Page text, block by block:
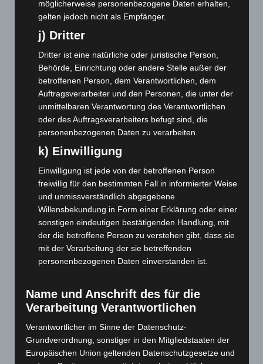
Juli 2024(89)
Juni 2024(107)
Mai 2024(149)
April 2024(102)
März 2024(103)
Februar 2024(103)
Januar 2024(111)
Dezember 2023(130)
November 2023(130)
September 2023(133)
August 2023(134)
(118)
Juni 2023(142)
Mai 2023(139)
April 2023
März 2023
(174)
Februar 2023(154)
Januar 2023(140)
Dezember 2022(130)
November 2022(167)
möglicherweise personenbezogene Daten erhalten,
gelten jedoch nicht als Empfänger.
j) Dritter
Dritter ist eine natürliche oder juristische Person,
Behörde, Einrichtung oder andere Stelle außer der
betroffenen Person, dem Verantwortlichen, dem
Auftragsverarbeiter und den Personen, die unter der
unmittelbaren Verantwortung des Verantwortlichen
oder des Auftragsverarbeiters befugt sind, die
personenbezogenen Daten zu verarbeiten.
k) Einwilligung
Einwilligung ist jede von der betroffenen Person
freiwillig für den bestimmten Fall in informierter Weise
und unmissverständlich abgegebene
Willensbekundung in Form einer Erklärung oder einer
sonstigen eindeutigen bestätigenden Handlung, mit
der die betroffene Person zu verstehen gibt, dass sie
mit der Verarbeitung der sie betreffenden
personenbezogenen Daten einverstanden ist.
Name und Anschrift des für die
Verarbeitung Verantwortlichen
Verantwortlicher im Sinne der Datenschutz-
Grundverordnung, sonstiger in den Mitgliedstaaten der
Europäischen Union geltenden Datenschutzgesetze und